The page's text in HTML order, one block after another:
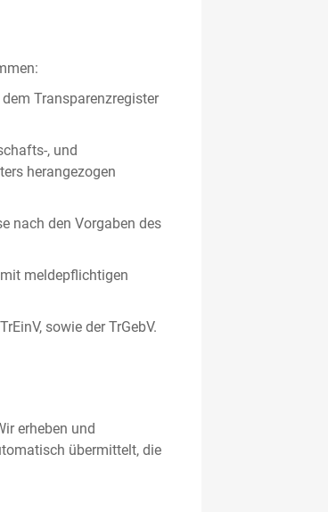
Transparenzregister
, und
herangezogen
nach den Vorgaben des
meldepflichtigen
sowie der TrGebV.
erheben und
übermittelt, die